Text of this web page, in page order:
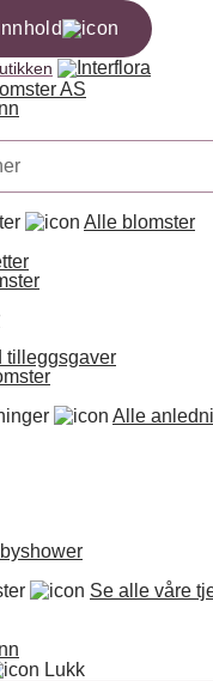
AS
Alle blomster
tilleggsgaver
Alle
Se alle våre
Lukk